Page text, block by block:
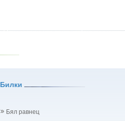
Билки
Бял равнец